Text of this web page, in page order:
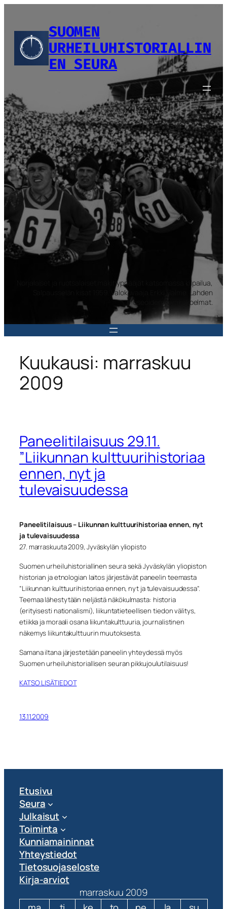
SUOMEN
URHEILUHISTORIALLIN
EN SEURA
Norjalaiset ja ruotsalaiset mäkihyppääjät katsomassa kilpailua,
Salpausselän kisat 1959. Valokuvaaja Erkki Halme. Lahden
museoiden kuvakokoelmat.
Kuukausi: marraskuu
2009
Paneelitilaisuus 29.11.
”Liikunnan kulttuurihistoriaa
ennen, nyt ja
tulevaisuudessa
Paneelitilaisuus – Liikunnan kulttuurihistoriaa ennen, nyt
ja tulevaisuudessa
27. marraskuuta 2009, Jyväskylän yliopisto
Suomen urheiluhistoriallinen seurasekäJyväskylän yliopiston
historian ja etnologian laitos järjestävät paneelin teemasta
”Liikunnan kulttuurihistoriaa ennen, nyt ja tulevaisuudessa”.
Teemaa lähestytään neljästä näkökulmasta: historia
(erityisesti nationalismi), liikuntatieteellisen tiedon välitys,
etiikka ja moraali osana liikuntakulttuuria, journalistinen
näkemys liikuntakulttuurin muutoksesta.
Samana iltana järjestetään paneelin yhteydessä myös
Suomen urheiluhistoriallisen seuran pikkujoulutilaisuus!
KATSO LISÄTIEDOT
13.11.2009
Etusivu
Seura
Julkaisut
Toiminta
Kunniamaininnat
Yhteystiedot
Tietosuojaseloste
Kirja-arviot
marraskuu 2009